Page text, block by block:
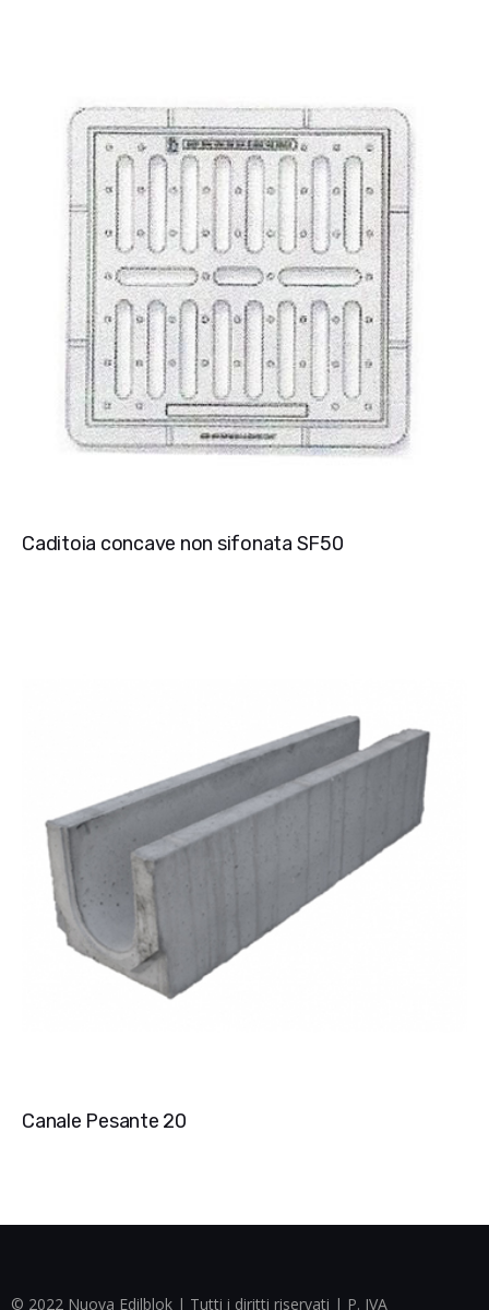
Caditoia concave non sifonata SF50
Canale Pesante 20
© 2022 Nuova Edilblok | Tutti i diritti riservati | P. IVA